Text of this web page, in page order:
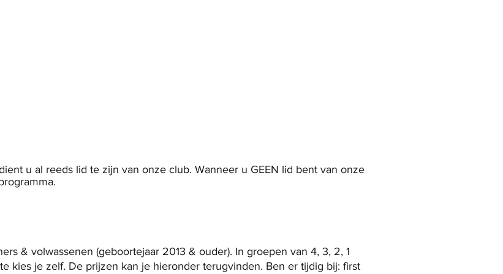
u al reeds lid te zijn van onze club. Wanneer u GEEN lid bent van onze
.
& volwassenen (geboortejaar 2013 & ouder). In groepen van 4, 3, 2, 1
kies je zelf. De prijzen kan je hieronder terugvinden. Ben er tijdig bij: first